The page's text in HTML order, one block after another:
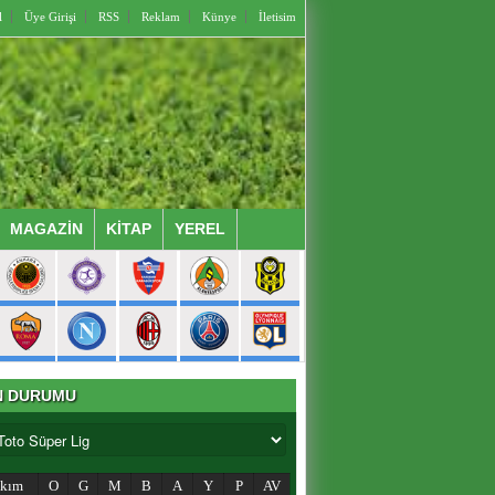
Üye Girişi RSS Reklam Künye İletisim
MAGAZİN KİTAP YEREL
DURUMU
O G M B A Y P AV